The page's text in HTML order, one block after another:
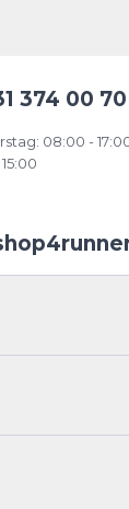
374 00 70
08:00 -